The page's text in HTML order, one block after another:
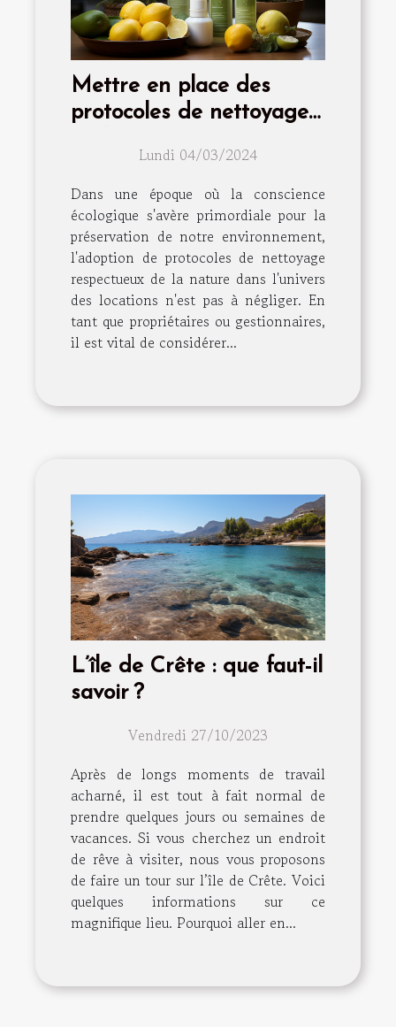
Mettre en place des
protocoles de nettoyage
locationsLundi 04/03/2024
Dans une époque où la conscience
écologique s'avère primordiale pour la
préservation de notre environnement,
l'adoption de protocoles de nettoyage
respectueux de la nature dans l'univers
des locations n'est pas à négliger. En
tant que propriétaires ou gestionnaires,
il est vital de considérer...
L’île de Crête : que faut-il
savoir ?
Vendredi 27/10/2023
Après de longs moments de travail
acharné, il est tout à fait normal de
prendre quelques jours ou semaines de
vacances. Si vous cherchez un endroit
de rêve à visiter, nous vous proposons
de faire un tour sur l’île de Crête. Voici
quelques informations sur ce
magnifique lieu. Pourquoi aller en...